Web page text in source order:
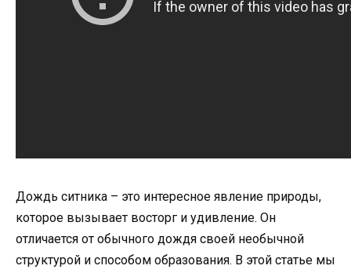
Дождь ситника – это интересное явление природы,
которое вызывает восторг и удивление. Он
отличается от обычного дождя своей необычной
структурой и способом образования. В этой статье мы